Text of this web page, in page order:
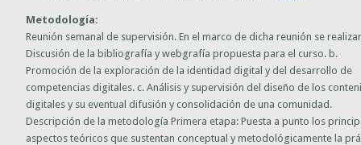
Metodología:
Reunión semanal de supervisión. En el marco de dicha reunión se
Discusión de la bibliografía y webgrafía propuesta para el curso. b.
Promoción de la exploración de la identidad digital y del desarrollo de
competencias digitales. c. Análisis y supervisión del diseño de los
digitales y su eventual difusión y consolidación de una comunidad.
Descripción de la metodología Primera etapa: Puesta a punto los
aspectos teóricos que sustentan conceptual y metodológicamente la